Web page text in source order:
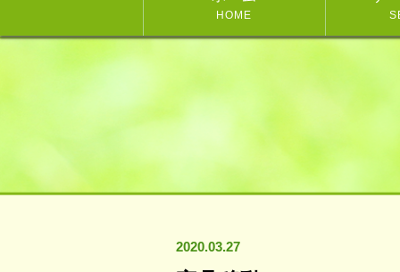
HOME
2020.03.27